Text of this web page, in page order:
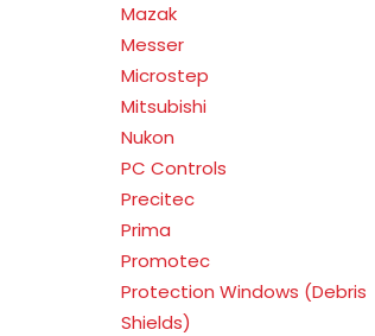
Mazak
Messer
Microstep
Mitsubishi
Nukon
PC Controls
Precitec
Prima
Promotec
Protection Windows (Debris
Shields)